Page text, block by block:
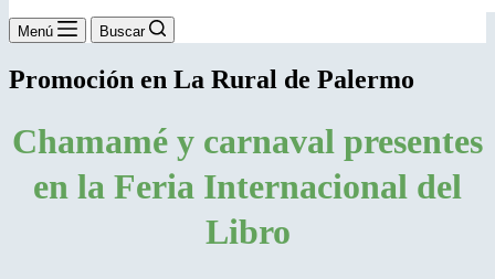
Menú Buscar
Promoción en La Rural de Palermo
Chamamé y carnaval presentes
en la Feria Internacional del
Libro